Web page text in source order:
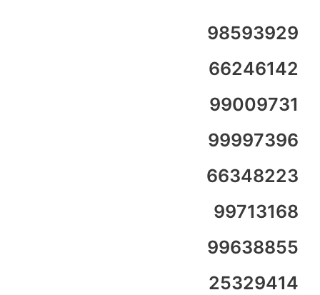
98593929
66246142
99009731
99997396
66348223
99713168
99638855
25329414